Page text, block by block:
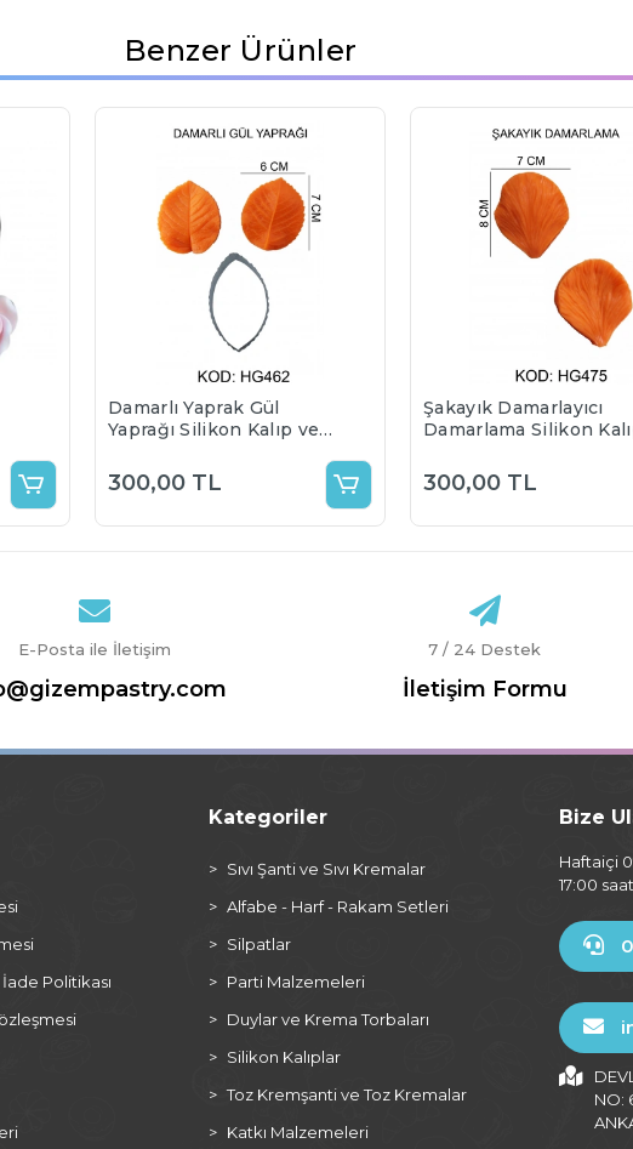
Benzer Ürünler
Damarlı Yaprak Gül
Yaprağı Silikon Kalıp ve
300,00 TL
Şakayık Damarlayıcı
Damarlama Silikon
300,00 TL
E-Posta ile İletişim 7 / 24 Destek
İletişim Formu
Politikası
Kategoriler
Sıvı Şanti ve Sıvı Kremalar
Alfabe - Harf - Rakam Setleri
Silpatlar
Parti Malzemeleri
Duylar ve Krema Torbaları
Silikon Kalıplar
Toz Kremşanti ve Toz Kremalar
Katkı Malzemeleri
Bize
Haftaiçi
17:00
NO: